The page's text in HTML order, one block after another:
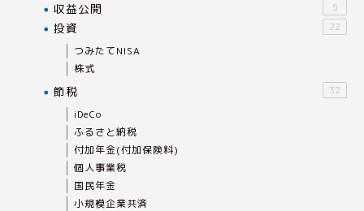
収益公開 5
投資 22
つみたてNISA
株式
節税 32
iDeCo
ふるさと納税
付加年金(付加保険料)
個人事業税
国民年金
小規模企業共済